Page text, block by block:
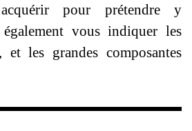
pour prétendre y
vous indiquer les
et les grandes composantes